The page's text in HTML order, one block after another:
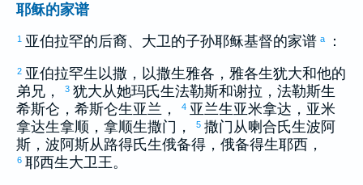
耶稣的家谱
1 亚伯拉罕的后裔、 大卫的子孙耶稣基督的家谱 a ：
2 亚伯拉罕生 以撒 ， 以撒生雅各 ， 雅各生犹大和他的
弟兄，
3 犹大从她玛氏生法勒斯和谢拉 ， 法勒斯生
希斯仑 ， 希斯仑生亚兰 ， 4 亚兰生亚米拿达 ， 亚米
拿达生拿顺 ， 拿顺生撒门 ， 5 撒门 从喇合氏生波阿
斯 ， 波阿斯从路得氏生俄备得 ， 俄备得生耶西 ，
6 耶西生大卫 王。